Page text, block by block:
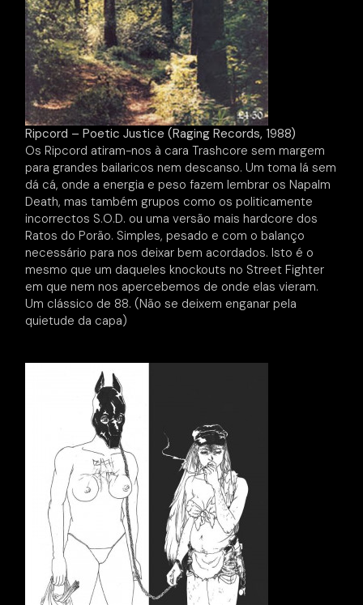
Ripcord – Poetic Justice (Raging Records, 1988)
Os Ripcord atiram-nos à cara Trashcore sem margem
para grandes bailaricos nem descanso. Um toma lá sem
dá cá, onde a energia e peso fazem lembrar os Napalm
Death, mas também grupos como os politicamente
incorrectos S.O.D. ou uma versão mais hardcore dos
Ratos do Porão. Simples, pesado e com o balanço
necessário para nos deixar bem acordados. Isto é o
mesmo que um daqueles knockouts no Street Fighter
em que nem nos apercebemos de onde elas vieram.
Um clássico de 88. (Não se deixem enganar pela
quietude da capa)